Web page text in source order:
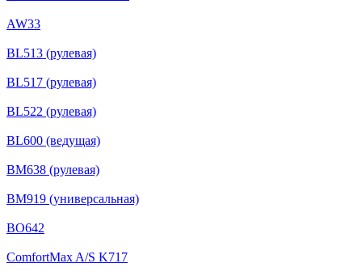
AW33
BL513 (рулевая)
BL517 (рулевая)
BL522 (рулевая)
BL600 (ведущая)
BM638 (рулевая)
BM919 (универсальная)
BO642
ComfortMax A/S K717